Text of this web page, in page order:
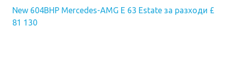
New 604BHP Mercedes-AMG E 63 Estate за разходи £
81 130